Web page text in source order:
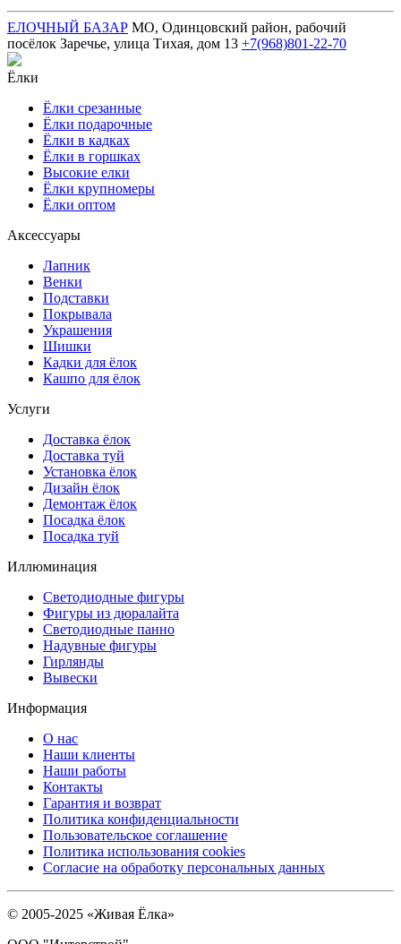
ЕЛОЧНЫЙ БАЗАР МО, Одинцовский район, рабочий
посёлок Заречье, улица Тихая, дом 13 +7(968)801-22-70
Ёлки
Ёлки срезанные
Ёлки подарочные
Ёлки в кадках
Ёлки в горшках
Высокие елки
Ёлки крупномеры
Ёлки оптом
Аксессуары
Лапник
Венки
Подставки
Покрывала
Украшения
Шишки
Кадки для ёлок
Кашпо для ёлок
Услуги
Доставка ёлок
Доставка туй
Установка ёлок
Дизайн ёлок
Демонтаж ёлок
Посадка ёлок
Посадка туй
Иллюминация
Светодиодные фигуры
Фигуры из дюралайта
Светодиодные панно
Надувные фигуры
Гирлянды
Вывески
Информация
О нас
Наши клиенты
Наши работы
Контакты
Гарантия и возврат
Политика конфиденциальности
Пользовательское соглашение
Политика использования cookies
Согласие на обработку персональных данных
© 2005-2025 «Живая Ёлка»